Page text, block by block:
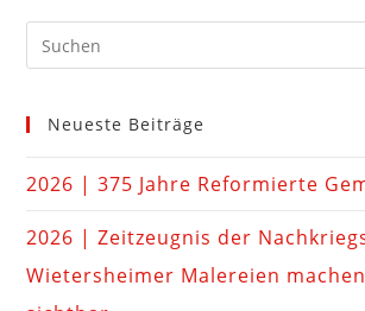
Neueste Beiträge
2026 | 375 Jahre Reformierte
2026 | Zeitzeugnis der
Wietersheimer Malereien